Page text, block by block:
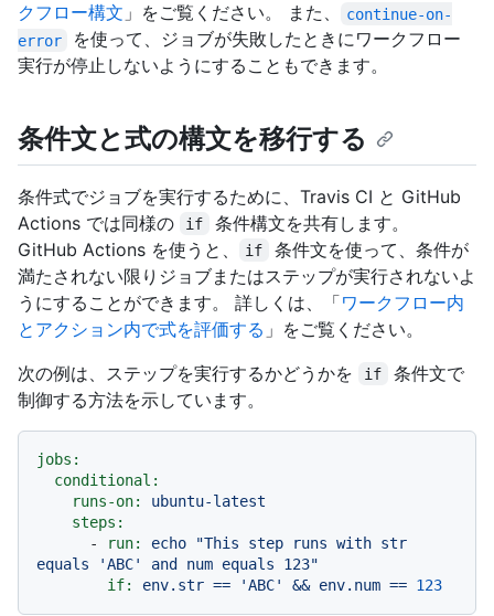
クフロー構文 」をご覧ください。 また、
continue-on-
error
を使って、ジョブが失敗したときにワークフロー
実行が停止しないようにすることもできます。
条件文と式の構文を移行する
条件式でジョブを実行するために、Travis CI と GitHub
Actions では同様の
if
条件構文を共有します。
GitHub Actions を使うと、
if
条件文を使って、条件が
満たされない限りジョブまたはステップが実行されないよ
うにすることができます。 詳しくは、「ワークフロー内
とアクション内で式を評価する 」をご覧ください。
次の例は、ステップを実行するかどうかを
if
条件文で
制御する方法を示しています。
jobs:
conditional:
runs-on:
ubuntu-latest
steps:
-
run: echo
"This step runs with str
equals 'ABC' and num equals 123"
if:
env.str == 'ABC' && env.num == 123